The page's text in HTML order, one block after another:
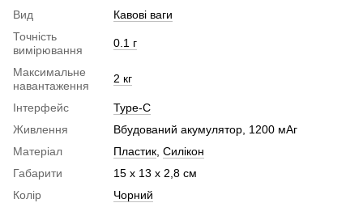
Вид
Кавові ваги
Точність
вимірювання
0.1 г
Максимальне
навантаження
2 кг
Інтерфейс
Type-C
Живлення
Вбудований акумулятор, 1200 мАг
Матеріал
Пластик Силікон
Габарити
15 х 13 х 2,8 см
Колір
Чорний